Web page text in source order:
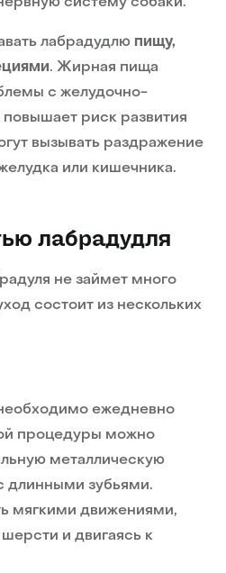
систему собаки.
лабрадудлю пищу,
. Жирная пища
с желудочно-
риск развития
вызывать раздражение
или кишечника.
лабрадудля
не займет много
состоит из нескольких
ежедневно
процедуры можно
металлическую
длинными зубьями.
мягкими движениями,
и двигаясь к